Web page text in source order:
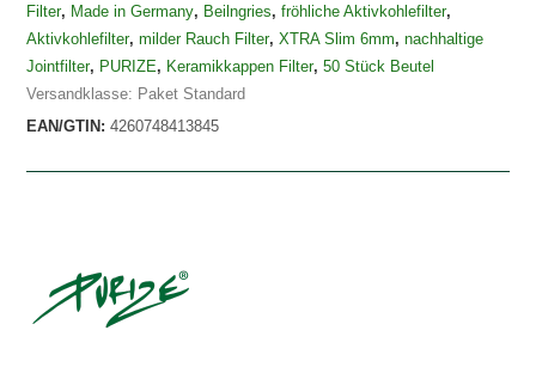
Filter, Made in Germany, Beilngries,fröhliche Aktivkohlefilter,
Aktivkohlefilter,milder Rauch Filter,XTRA Slim 6mm,nachhaltige
Jointfilter, PURIZE, Keramikkappen Filter,50 Stück Beutel
Versandklasse: Paket Standard
EAN/GTIN:4260748413845